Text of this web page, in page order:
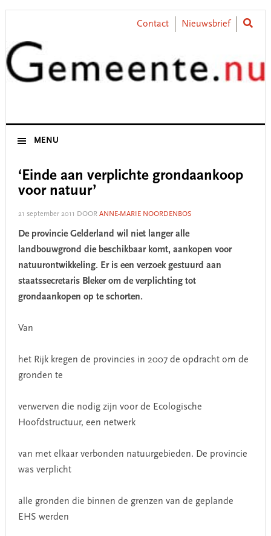
Skip
primary
navigation
Skip
content
Skip
primary
sidebar
Skip
footer
Contact Nieuwsbrief
MENU
‘Einde aan verplichte grondaankoop
voor natuur’
21 september 2011 DOOR ANNE-MARIE NOORDENBOS
De provincie Gelderland wil niet langer alle
landbouwgrond die beschikbaar komt, aankopen voor
natuurontwikkeling. Er is een verzoek gestuurd aan
staatssecretaris Bleker om de verplichting tot
grondaankopen op te schorten.
Van
het Rijk kregen de provincies in 2007 de opdracht om de
gronden te
verwerven die nodig zijn voor de Ecologische
Hoofdstructuur, een netwerk
van met elkaar verbonden natuurgebieden. De provincie
was verplicht
alle gronden die binnen de grenzen van de geplande
EHS werden